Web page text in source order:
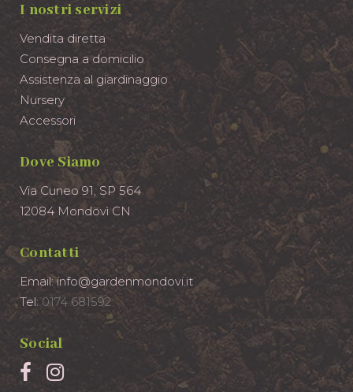
I nostri servizi
Vendita diretta
Consegna a domicilio
Assistenza al giardinaggio
Nursery
Accessori
Dove Siamo
Via Cuneo 91, SP 564
12084 Mondovì CN
Contatti
Email: info@gardenmondovi.it
Tel: 0174 681592
Social